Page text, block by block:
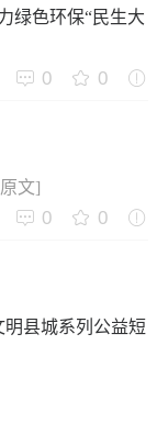
绿色环保“民生大
0 0
文]
0 0
县城系列公益短